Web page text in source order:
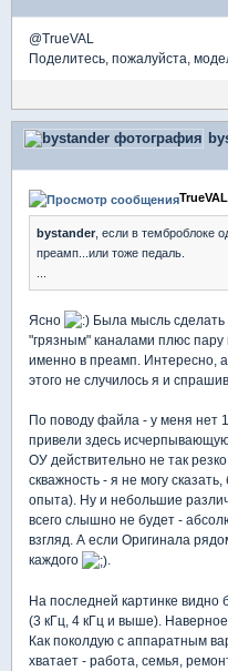
@TrueVAL
Поделитесь, пожалуйста,
bystander, если в темброблоке
преамп...или тоже педаль.
Ясно
Была мысль
"грязным" каналами плюс
именно в преамп. Интересно,
этого не случилось я и
По поводу файла - у меня нет
привели здесь
ОУ действительно не так
скважность - я не могу
опыта). Ну и небольшие
всего слышно не будет -
взгляд. А если Оригинала
каждого
.
На последней картинке видно
(3 кГц, 4 кГц и выше).
Как поколдую с аппаратным
хватает - работа, семья,